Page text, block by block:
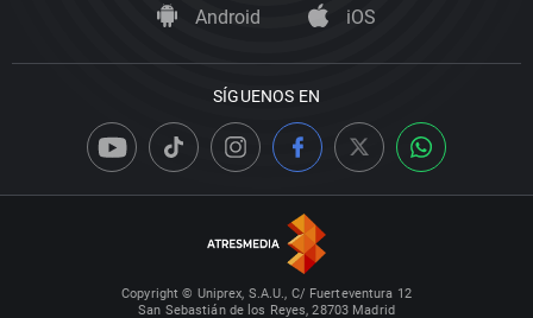
Android iOS
SÍGUENOS EN
Copyright © Uniprex, S.A.U., C/ Fuerteventura 12
San Sebastián de los Reyes, 28703 Madrid